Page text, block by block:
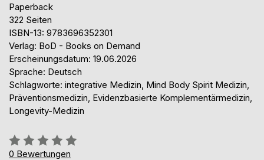
Paperback
322 Seiten
ISBN-13: 9783696352301
Verlag: BoD - Books on Demand
Erscheinungsdatum: 19.06.2026
Sprache: Deutsch
Schlagworte: integrative Medizin, Mind Body Spirit Medizin,
Präventionsmedizin, Evidenzbasierte Komplementärmedizin,
Longevity-Medizin
Bewertung::
0%
0 Bewertungen